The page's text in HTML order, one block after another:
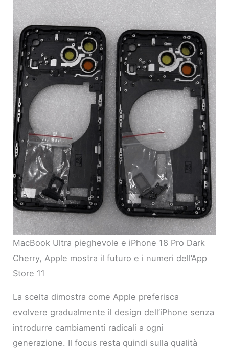
MacBook Ultra pieghevole e iPhone 18 Pro Dark
Cherry, Apple mostra il futuro e i numeri dell’App
Store 11
La scelta dimostra come Apple preferisca
evolvere gradualmente il design dell’iPhone senza
introdurre cambiamenti radicali a ogni
generazione. Il focus resta quindi sulla qualità